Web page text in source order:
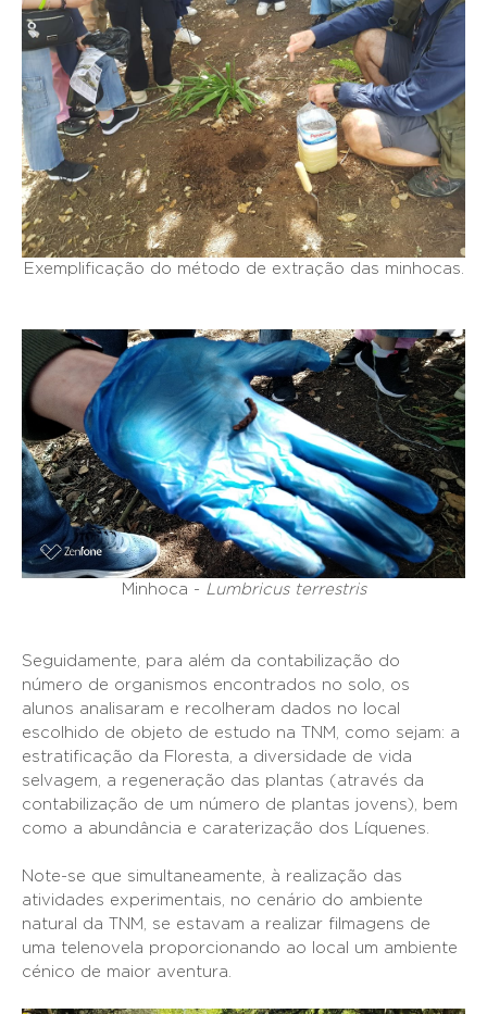
Exemplificação do método de extração das minhocas.
Minhoca - Lumbricus terrestris
Seguidamente, para além da contabilização do
número de organismos encontrados no solo, os
alunos analisaram e recolheram dados no local
escolhido de objeto de estudo na TNM, como sejam: a
estratificação da Floresta, a diversidade de vida
selvagem, a regeneração das plantas (através da
contabilização de um número de plantas jovens), bem
como a abundância e caraterização dos Líquenes.
Note-se que simultaneamente, à realização das
atividades experimentais, no cenário do ambiente
natural da TNM, se estavam a realizar filmagens de
uma telenovela proporcionando ao local um ambiente
cénico de maior aventura.